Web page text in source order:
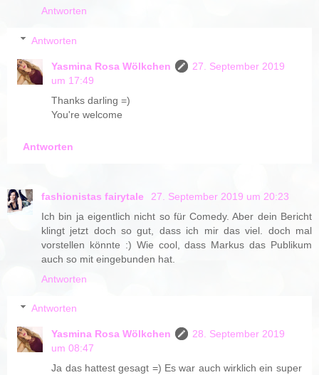
Antworten
Antworten
Yasmina Rosa Wölkchen
27. September 2019
um 17:49
Thanks darling =)
You're welcome
Antworten
fashionistas fairytale
27. September 2019 um 20:23
Ich bin ja eigentlich nicht so für Comedy. Aber dein Bericht
klingt jetzt doch so gut, dass ich mir das viel. doch mal
vorstellen könnte :) Wie cool, dass Markus das Publikum
auch so mit eingebunden hat.
Antworten
Antworten
Yasmina Rosa Wölkchen
28. September 2019
um 08:47
Ja das hattest gesagt =) Es war auch wirklich ein super